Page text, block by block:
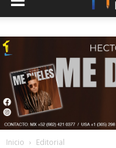
Inicio Editorial